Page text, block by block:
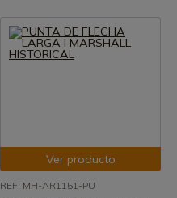
Ver producto
REF: MH-AR1151-PU